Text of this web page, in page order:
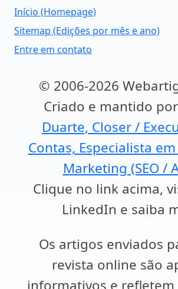
Início (Homepage)
Sitemap (Edições por mês e ano)
Entre em contato
© 2006-2026
Criado e mantido por
Duarte, Closer /
Contas, Especialista
Marketing (SEO /
Clique no link acima,
LinkedIn e saiba
Os artigos enviados
revista online são
informativos e